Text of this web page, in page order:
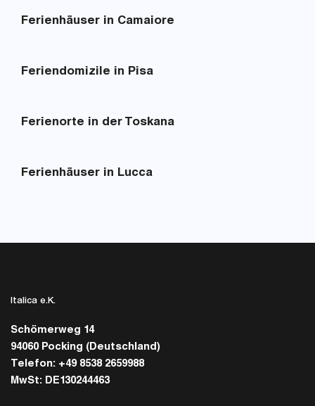
Ferienhäuser in Camaiore
Feriendomizile in Pisa
Ferienorte in der Toskana
Ferienhäuser in Lucca
Italica e.K.
Schömerweg 14
94060 Pocking (Deutschland)
Telefon: +49 8538 2659988
MwSt: DE130244463